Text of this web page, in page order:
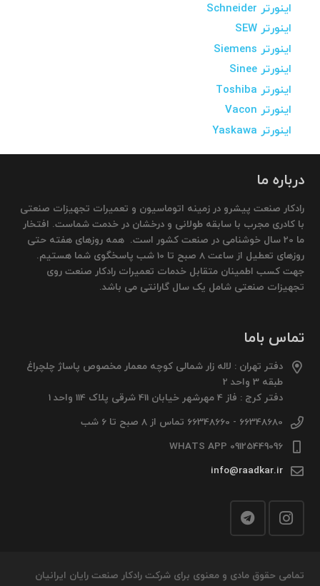
اینورتر Schneider
اینورتر SEW
اینورتر Siemens
اینورتر Sinee
اینورتر Toshiba
اینورتر Vacon
اینورتر Yaskawa
درباره ما
رادکار صنعت پیشرو در زمینه اتوماسیون و تعمیرات تجهیزات صنعتی
با کادری مجرب با سابقه طولانی و درخشان در خدمت شماست. افتخار
ما 20 سال خوشنامی در صنعت کشور است. همه روزهای هفته حتی
روزهای تعطیل از ساعت 8 صبح تا 10 شب پاسخگوی شما هستیم.
جهت کسب اطمینان متقابل خدمات تعمیرات رادکار صنعت روی
تجهیزات صنعتی شامل یک سال گارانتی می باشد.
تماس باما
دفتر تهران : لاله زار شمالی کوچه معمار مخصوص پاساژ چلچراغ
طبقه 3 واحد 2
دفتر کرج : فاز 4 مهرشهر خیابان 411 شرقی پلاک 114 واحد 1
66348680 - 66348660 تماس از 8 صبح تا 6 شب
09125449096 WHATS APP
info@raadkar.ir
تمامی حقوق مادی و معنوی برای شرکت رادکار صنعت رایان ایرانیان